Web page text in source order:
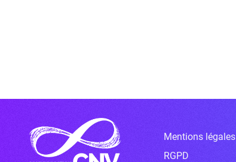
Mentions légales
RGPD